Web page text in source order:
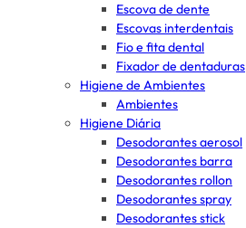
Escova de dente
Escovas interdentais
Fio e fita dental
Fixador de dentaduras
Higiene de Ambientes
Ambientes
Higiene Diária
Desodorantes aerosol
Desodorantes barra
Desodorantes rollon
Desodorantes spray
Desodorantes stick